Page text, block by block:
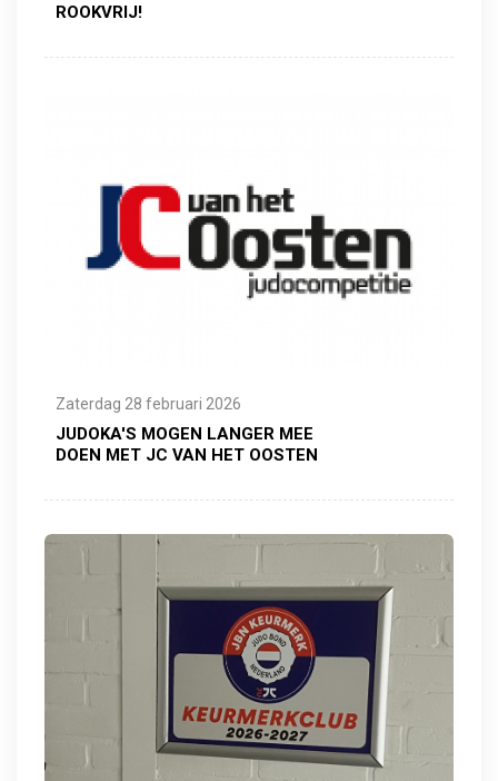
ROOKVRIJ!
Zaterdag 28 februari 2026
JUDOKA'S MOGEN LANGER MEE
DOEN MET JC VAN HET OOSTEN